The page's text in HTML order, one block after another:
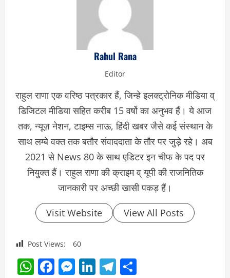
Rahul Rana
Editor
राहुल राणा एक वरिष्ठ पत्रकार हैं, जिन्हे इलक्ट्रोनिक मीडिया व्
डिजिटल मीडिया सहित करीब 15 वर्षो का अनुभव हैं। ये आज
तक, न्यूज़ नेशन, टाइम्स नाऊ, हिंदी खबर जैसे कई संस्थान के
साथ लम्बे वक्त तक बतौर संवाददाता के तौर पर जुड़े रहे। अब
2021 से News 80 के साथ एडिटर इन चीफ के पद पर
नियुक्त हैं। राहुल राणा की क्राइम व् यूपी की राजनितिक
जानकारी पर अच्छी खासी पकड़ हैं।
Visit Website View All Posts
Post Views: 60
WhatsApp
Facebook
Messenger
LinkedIn
Telegram